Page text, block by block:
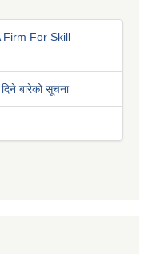
Firm For Skill
बारेको सूचना